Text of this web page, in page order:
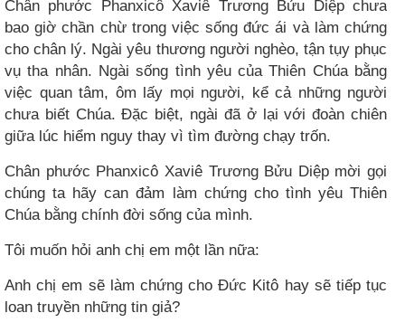
Chân phước Phanxicô Xaviê Trương Bửu Diệp chưa
bao giờ chần chừ trong việc sống đức ái và làm chứng
cho chân lý. Ngài yêu thương người nghèo, tận tụy phục
vụ tha nhân. Ngài sống tình yêu của Thiên Chúa bằng
việc quan tâm, ôm lấy mọi người, kể cả những người
chưa biết Chúa. Đặc biệt, ngài đã ở lại với đoàn chiên
giữa lúc hiểm nguy thay vì tìm đường chạy trốn.
Chân phước Phanxicô Xaviê Trương Bửu Diệp mời gọi
chúng ta hãy can đảm làm chứng cho tình yêu Thiên
Chúa bằng chính đời sống của mình.
Tôi muốn hỏi anh chị em một lần nữa:
Anh chị em sẽ làm chứng cho Đức Kitô hay sẽ tiếp tục
loan truyền những tin giả?